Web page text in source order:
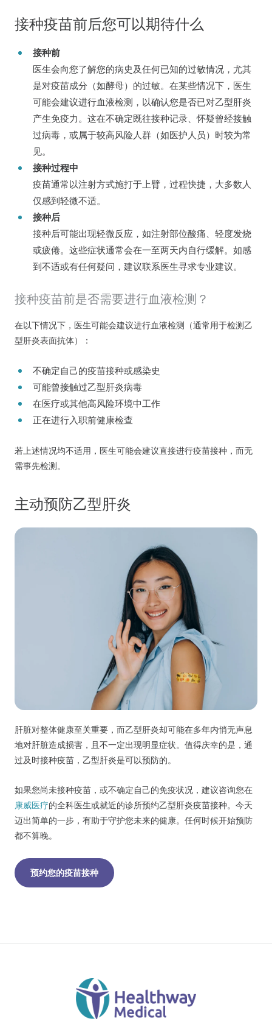
接种疫苗前后您可以期待什么
接种前
医生会向您了解您的病史及任何已知的过敏情况，尤其
是对疫苗成分（如酵母）的过敏。在某些情况下，医生
可能会建议进行血液检测，以确认您是否已对乙型肝炎
产生免疫力。这在不确定既往接种记录、怀疑曾经接触
过病毒，或属于较高风险人群（如医护人员）时较为常
见。
接种过程中
疫苗通常以注射方式施打于上臂，过程快捷，大多数人
仅感到轻微不适。
接种后
接种后可能出现轻微反应，如注射部位酸痛、轻度发烧
或疲倦。这些症状通常会在一至两天内自行缓解。如感
到不适或有任何疑问，建议联系医生寻求专业建议。
接种疫苗前是否需要进行血液检测？
在以下情况下，医生可能会建议进行血液检测（通常用于检测乙
型肝炎表面抗体）：
不确定自己的疫苗接种或感染史
可能曾接触过乙型肝炎病毒
在医疗或其他高风险环境中工作
正在进行入职前健康检查
若上述情况均不适用，医生可能会建议直接进行疫苗接种，而无
需事先检测。
主动预防乙型肝炎
肝脏对整体健康至关重要，而乙型肝炎却可能在多年内悄无声息
地对肝脏造成损害，且不一定出现明显症状。值得庆幸的是，通
过及时接种疫苗，乙型肝炎是可以预防的。
如果您尚未接种疫苗，或不确定自己的免疫状况，建议咨询您在
康威医疗的全科医生或就近的诊所预约乙型肝炎疫苗接种。今天
迈出简单的一步，有助于守护您未来的健康。任何时候开始预防
都不算晚。
预约您的疫苗接种